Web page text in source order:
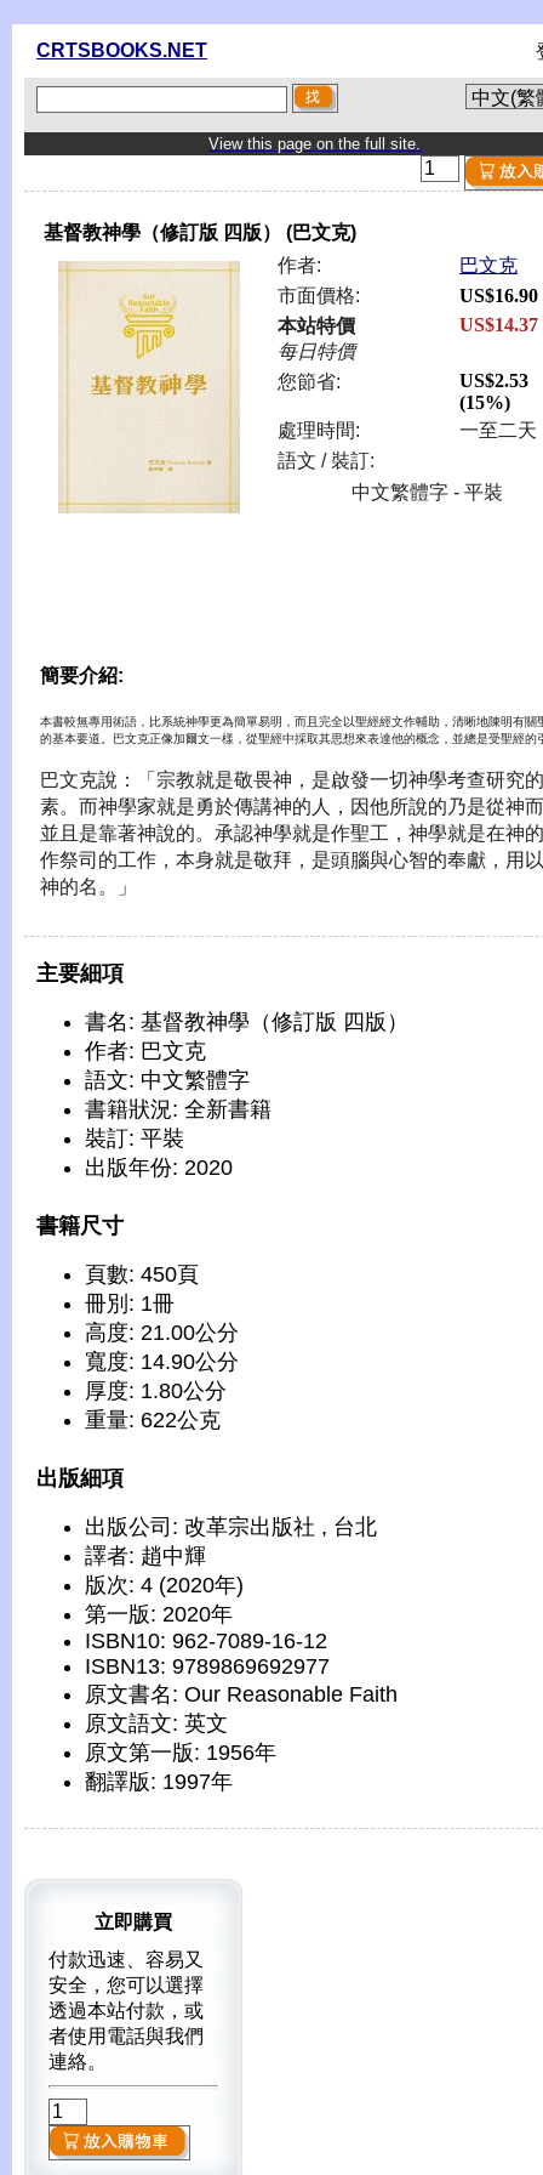
CRTSBOOKS.NET
View this page on the full site.
基督教神學（修訂版 四版） (巴文克)
作者:
巴文克
市面價格:
US$16.90
本站特價
每日特價
US$14.37
您節省:
US$2.53
(15%)
處理時間:
一至二天
語文 / 裝訂:
中文繁體字 - 平裝
簡要介紹:
本書較無專用術語，比系統神學更為簡單易明，而且完全以聖經經文作輔助，清晰地陳明有關
的基本要道。巴文克正像加爾文一樣，從聖經中採取其思想來表達他的概念，並總是受聖經的
巴文克說：「宗教就是敬畏神，是啟發一切神學考查研究
素。而神學家就是勇於傳講神的人，因他所說的乃是從神
並且是靠著神說的。承認神學就是作聖工，神學就是在神
作祭司的工作，本身就是敬拜，是頭腦與心智的奉獻，用
神的名。」
主要細項
書名: 基督教神學（修訂版 四版）
作者: 巴文克
語文: 中文繁體字
書籍狀況: 全新書籍
裝訂: 平裝
出版年份: 2020
書籍尺寸
頁數: 450頁
冊別: 1冊
高度: 21.00公分
寬度: 14.90公分
厚度: 1.80公分
重量: 622公克
出版細項
出版公司: 改革宗出版社 , 台北
譯者: 趙中輝
版次: 4 (2020年)
第一版: 2020年
ISBN10: 962-7089-16-12
ISBN13: 9789869692977
原文書名: Our Reasonable Faith
原文語文: 英文
原文第一版: 1956年
翻譯版: 1997年
立即購買
付款迅速、容易又
安全，您可以選擇
透過本站付款，或
者使用電話與我們
連絡。